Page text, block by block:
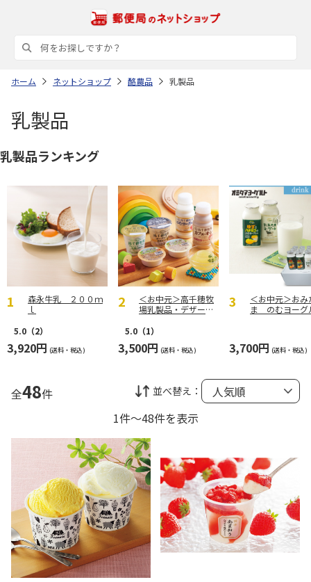
ホーム ネットショップ 酪農品 乳製品
乳製品
乳製品ランキング
森永牛乳 ２００ｍ
ｌ
5.0 （2）
3,920円 (送料・税込)
＜お中元＞高千穂牧
場乳製品・デザート
5.0 （1）
3,500円 (送料・税込)
＜お中元＞おみ
ま のむヨーグ
3,700円 (送料・税込)
全48件 並べ替え：
1件～48件を表示